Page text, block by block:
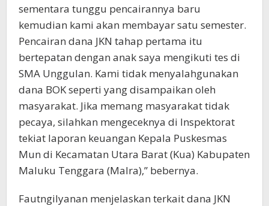
sementara tunggu pencairannya baru
kemudian kami akan membayar satu semester.
Pencairan dana JKN tahap pertama itu
bertepatan dengan anak saya mengikuti tes di
SMA Unggulan. Kami tidak menyalahgunakan
dana BOK seperti yang disampaikan oleh
masyarakat. Jika memang masyarakat tidak
pecaya, silahkan mengeceknya di Inspektorat
tekiat laporan keuangan Kepala Puskesmas
Mun di Kecamatan Utara Barat (Kua) Kabupaten
Maluku Tenggara (Malra),” bebernya.
Fautngilyanan menjelaskan terkait dana JKN